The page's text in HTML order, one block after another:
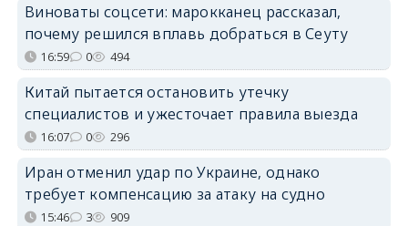
Виноваты соцсети: марокканец рассказал,
почему решился вплавь добраться в Сеуту
16:59 0 494
Китай пытается остановить утечку
специалистов и ужесточает правила выезда
16:07 0 296
Иран отменил удар по Украине, однако
требует компенсацию за атаку на судно
15:46 3 909